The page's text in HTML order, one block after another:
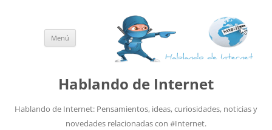
Hablando de Internet
Hablando de Internet: Pensamientos, ideas, curiosidades, noticias y
novedades relacionadas con #Internet.
Menú